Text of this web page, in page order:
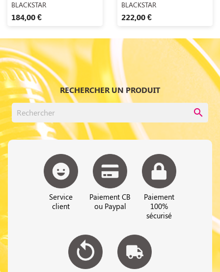
BLACKSTAR
184,00 €
BLACKSTAR
222,00 €
RECHERCHER UN PRODUIT
search
Service
client
Paiement CB
ou Paypal
Paiement
100%
sécurisé